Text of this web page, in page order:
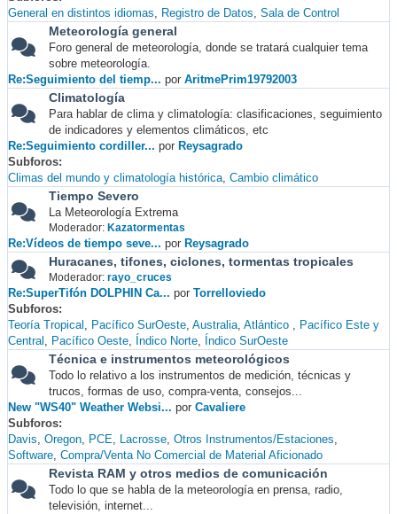
General en distintos idiomas
Registro de Datos Sala de Control
Meteorología general
Foro general de meteorología, donde se tratará cualquier tema
sobre meteorología.
Re:Seguimiento del tiemp... por AritmePrim19792003
Climatología
Para hablar de clima y climatología: clasificaciones, seguimiento
de indicadores y elementos climáticos, etc
Re:Seguimiento cordiller... por Reysagrado
Subforos
Climas del mundo y climatología histórica Cambio climático
Tiempo Severo
La Meteorología Extrema
Moderador: Kazatormentas
Re:Vídeos de tiempo seve... por Reysagrado
Huracanes, tifones, ciclones, tormentas tropicales
Moderador: rayo_cruces
Re:SuperTifón DOLPHIN Ca... por Torrelloviedo
Subforos
Teoría Tropical
Pacífico SurOeste Australia Atlántico
Pacífico Este y
Central
Pacífico Oeste Índico Norte Índico SurOeste
Técnica e instrumentos meteorológicos
Todo lo relativo a los instrumentos de medición, técnicas y
trucos, formas de uso, compra-venta, consejos...
New "WS40" Weather Websi... por Cavaliere
Subforos
Davis Oregon PCE Lacrosse Otros Instrumentos/Estaciones
Software Compra/Venta No Comercial de Material Aficionado
Revista RAM y otros medios de comunicación
Todo lo que se habla de la meteorología en prensa, radio,
televisión, internet...